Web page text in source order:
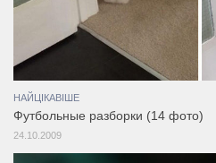
НАЙЦІКАВІШЕ
Футбольные разборки (14 фото)
24.10.2009